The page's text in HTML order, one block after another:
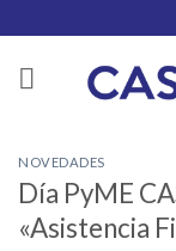
al
contenido
NOVEDADES
Día PyME
«Asistencia